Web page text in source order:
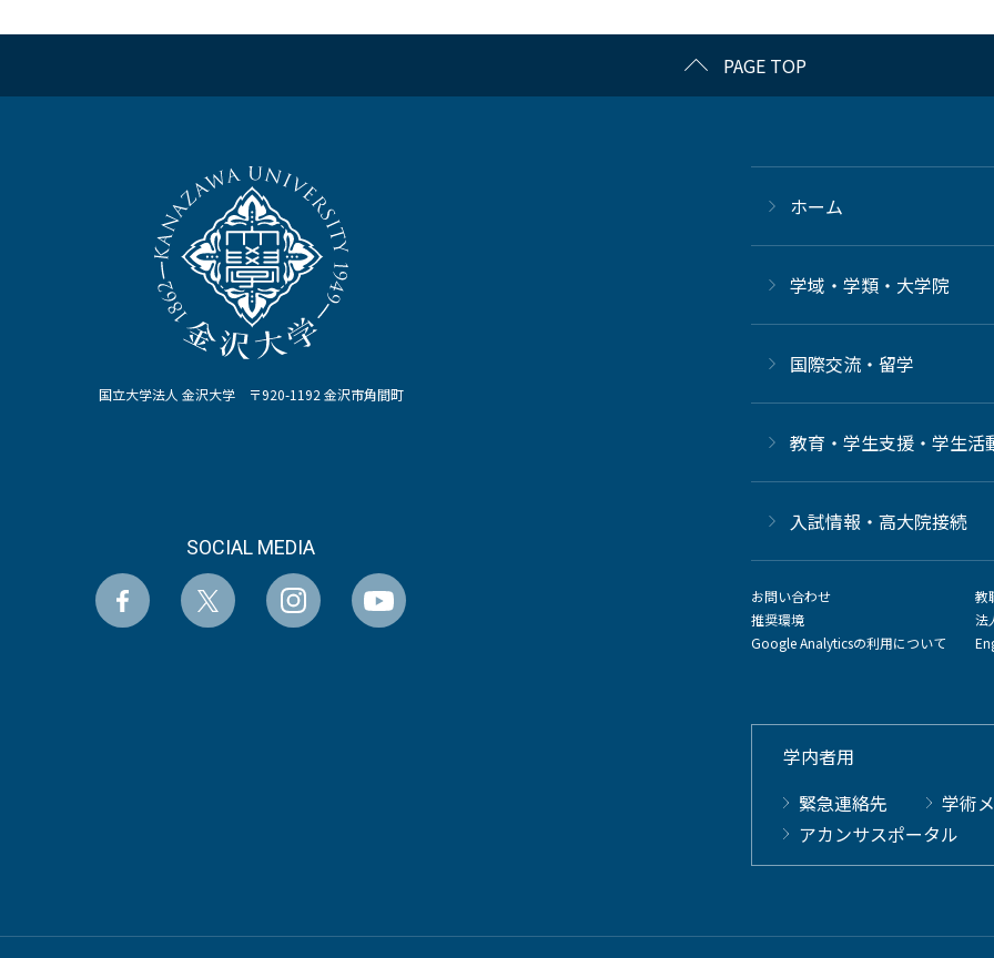
PAGE TOP
国立大学法人 金沢大学 〒920-1192 金沢市角間町
SOCIAL MEDIA
ホーム
学域・学類・大学院
国際交流・留学
教育・学生支援・学生活
⼊試情報・高大院接続
お問い合わせ
推奨環境
Google Analyticsの利用について
教
法
学内者用
緊急連絡先
学術
アカンサスポータル